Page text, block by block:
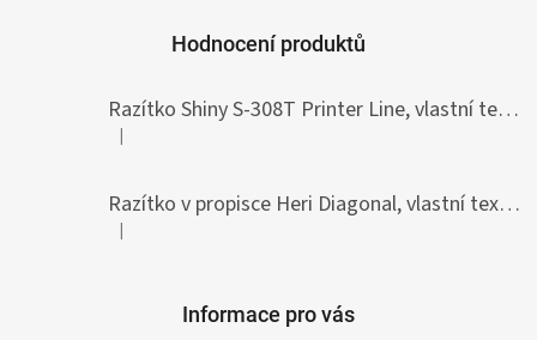
Hodnocení produktů
Razítko Shiny S-308T Printer Line, vlastní text 45 x 10 mm
Hodnocení produktu je 5 z 5 hvězdiček.
|
Razítko v propisce Heri Diagonal, vlastní text 33 x 8,7 mm
Hodnocení produktu je 5 z 5 hvězdiček.
|
Informace pro vás